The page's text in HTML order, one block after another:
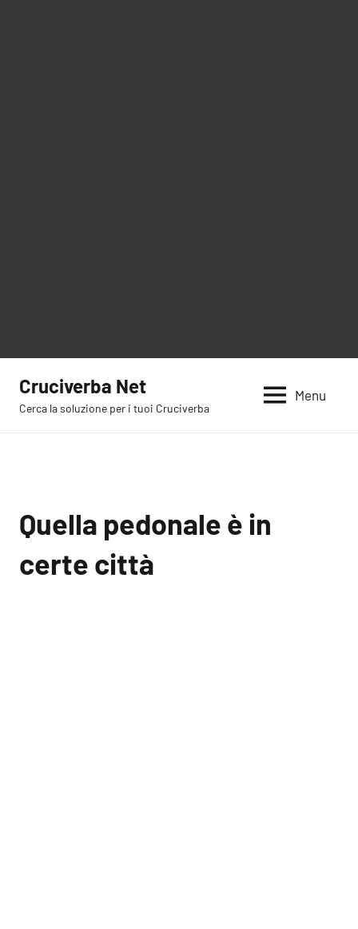
contenuto
Cruciverba Net
Cerca la soluzione per i tuoi Cruciverba
Menu
Quella pedonale è in
certe città